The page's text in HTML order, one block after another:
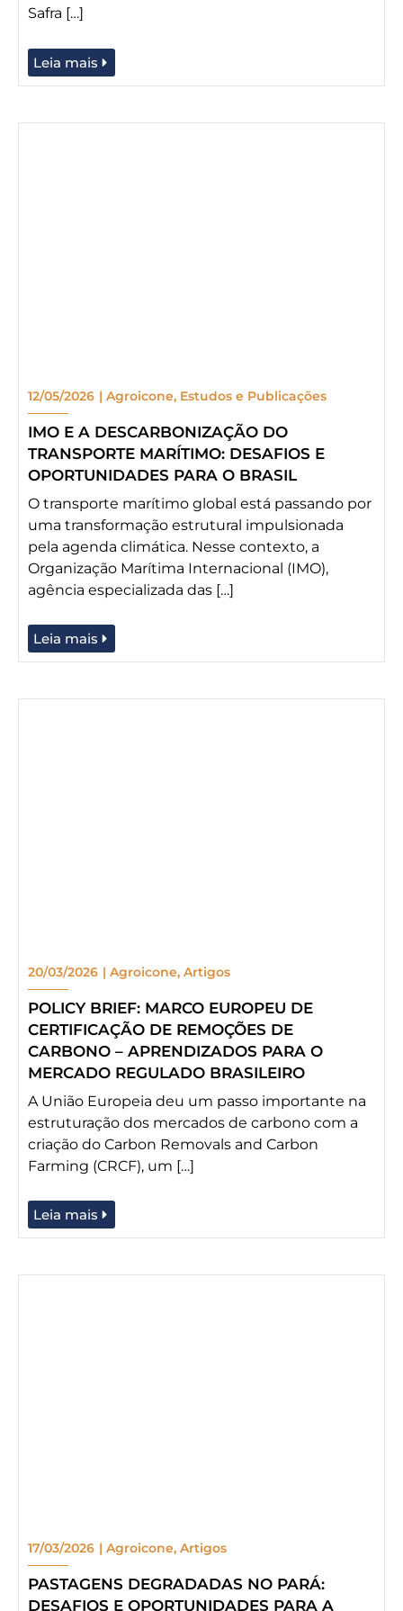
Safra […]
Leia mais
12/05/2026 | Agroicone, Estudos e Publicações
IMO E A DESCARBONIZAÇÃO DO
TRANSPORTE MARÍTIMO: DESAFIOS E
OPORTUNIDADES PARA O BRASIL
O transporte marítimo global está passando por
uma transformação estrutural impulsionada
pela agenda climática. Nesse contexto, a
Organização Marítima Internacional (IMO),
agência especializada das […]
Leia mais
20/03/2026 | Agroicone, Artigos
POLICY BRIEF: MARCO EUROPEU DE
CERTIFICAÇÃO DE REMOÇÕES DE
CARBONO – APRENDIZADOS PARA O
MERCADO REGULADO BRASILEIRO
A União Europeia deu um passo importante na
estruturação dos mercados de carbono com a
criação do Carbon Removals and Carbon
Farming (CRCF), um […]
Leia mais
17/03/2026 | Agroicone, Artigos
PASTAGENS DEGRADADAS NO PARÁ:
DESAFIOS E OPORTUNIDADES PARA A